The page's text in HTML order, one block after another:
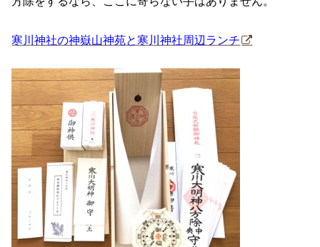
寒川神社の神嶽山神苑と寒川神社周辺ランチ